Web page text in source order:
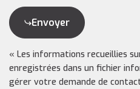
Envoyer
« Les informations recueillies
enregistrées dans un fichier
gérer votre demande de